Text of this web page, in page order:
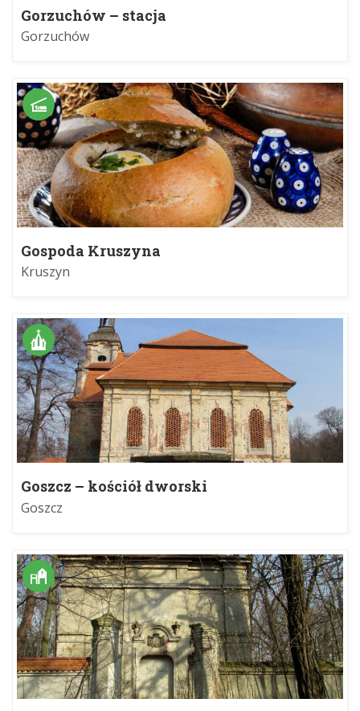
Gorzuchów – stacja
Gorzuchów
Gospoda Kruszyna
Kruszyn
Goszcz – kościół dworski
Goszcz